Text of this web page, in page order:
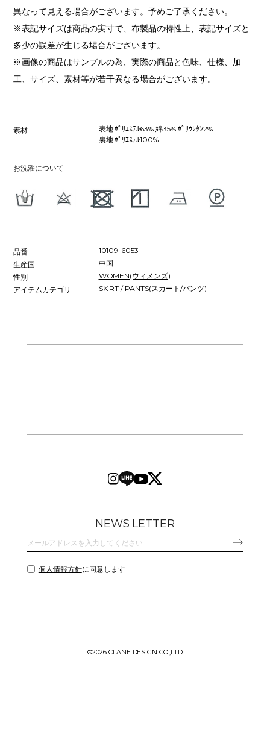
異なって見える場合がございます。予めご了承ください。
※表記サイズは商品の実寸で、布製品の特性上、表記サイズと
多少の誤差が生じる場合がございます。
※画像の商品はサンプルの為、実際の商品と色味、仕様、加
工、サイズ、素材等が若干異なる場合がございます。
素材
表地 ﾎﾟﾘｴｽﾃﾙ63% 綿35% ﾎﾟﾘｳﾚﾀﾝ2%
裏地 ﾎﾟﾘｴｽﾃﾙ100%
お洗濯について
品番
10109-6053
生産国
中国
性別
WOMEN(ウィメンズ)
アイテムカテゴリ
SKIRT / PANTS(スカート/パンツ)
NEWS LETTER
個人情報方針に同意します
©2026 CLANE DESIGN CO.,LTD